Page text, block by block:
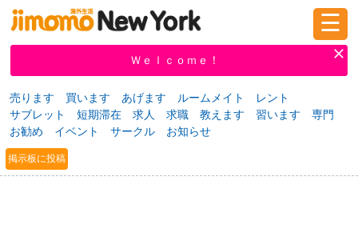
新規登録
掲示板 教えて！
☰
Ｗｅｌｃｏｍｅ！
売ります 買います あげます ルームメイト
レント
サブレット
短期滞在 求人 求職 教えます 習います
専門
お勧め
イベント サークル お知らせ
掲示板に投稿